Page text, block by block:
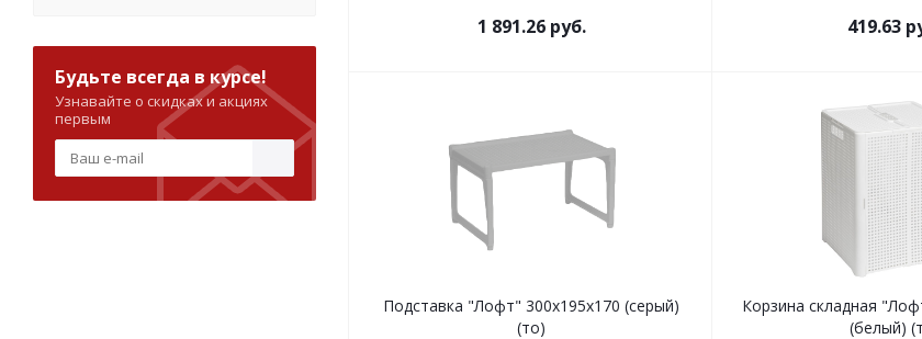
1 891.26руб. 419.63
Подставка "Лофт" 300х195х170 (серый)
(то)
Корзина складная
Будьте всегда в курсе!
Узнавайте о скидках и акциях
первым